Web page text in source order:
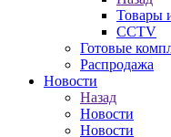
Товары
CCTV
Готовые
Распродажа
Новости
Назад
Новости
Новости